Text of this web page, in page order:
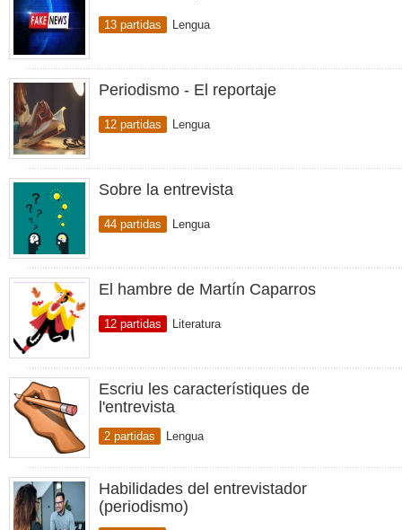
13 partidas Lengua
Periodismo - El reportaje
12 partidas Lengua
Sobre la entrevista
44 partidas Lengua
El hambre de Martín Caparros
12 partidas Literatura
Escriu les característiques de
l'entrevista
2 partidas Lengua
Habilidades del entrevistador
(periodismo)